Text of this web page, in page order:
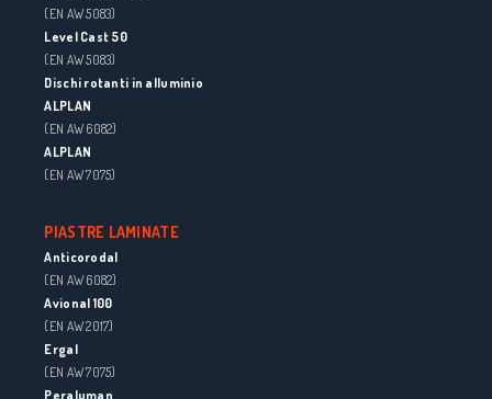
(EN AW 5083)
Level Cast 50
(EN AW 5083)
Dischi rotanti in alluminio
ALPLAN
(EN AW 6082)
ALPLAN
(EN AW 7075)
PIASTRE LAMINATE
Anticorodal
(EN AW 6082)
Avional 100
(EN AW 2017)
Ergal
(EN AW 7075)
Peraluman